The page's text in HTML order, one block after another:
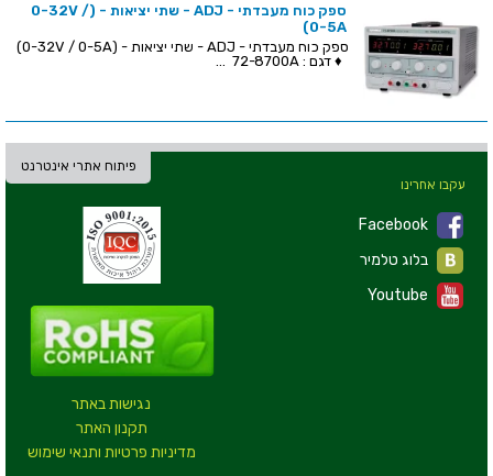
ספק כוח מעבדתי - ADJ - שתי יציאות - (0-32V /
0-5A)
ספק כוח מעבדתי - ADJ - שתי יציאות - (0-32V / 0-5A)
♦ דגם : 72-8700A ...
פיתוח אתרי אינטרנט
נגישות באתר
תקנון האתר
מדיניות פרטיות ותנאי שימוש
עקבו אחרינו
Facebook
Youtube